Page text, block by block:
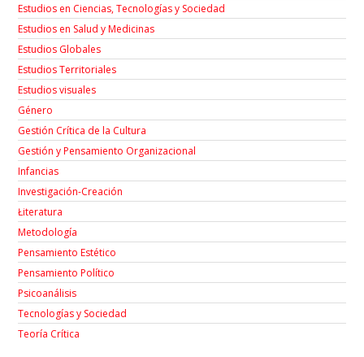
Estudios en Ciencias, Tecnologías y Sociedad
Estudios en Salud y Medicinas
Estudios Globales
Estudios Territoriales
Estudios visuales
Género
Gestión Crítica de la Cultura
Gestión y Pensamiento Organizacional
Infancias
Investigación-Creación
Łiteratura
Metodología
Pensamiento Estético
Pensamiento Político
Psicoanálisis
Tecnologías y Sociedad
Teoría Crítica